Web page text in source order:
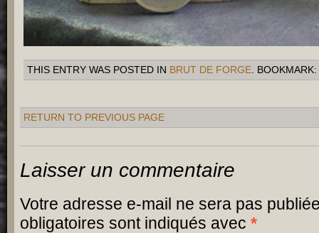
THIS ENTRY WAS POSTED IN BRUT DE FORGE . BOOKMARK:
RETURN TO PREVIOUS PAGE
Laisser un commentaire
Votre adresse e-mail ne sera pas
obligatoires sont indiqués avec *